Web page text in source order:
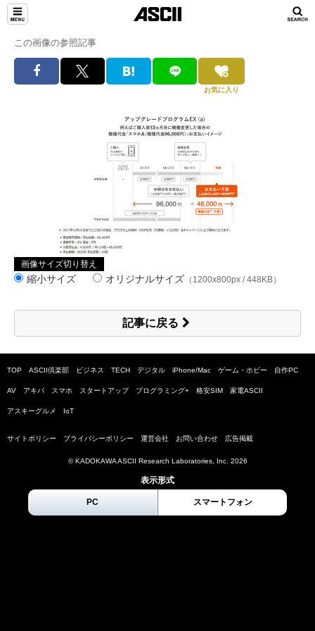
この画像の参照記事
お気に入り
画像サイズ切り替え
縮小サイズ オリジナルサイズ （1200x800px / 448KB）
記事に戻る
TOP ASCII倶楽部 ビジネス TECH デジタル iPhone/Mac ゲーム・ホビー 自作PC
AV アキバ スマホ スタートアップ プログラミング+ 格安SIM 家電ASCII
アスキーグルメ IoT
サイトポリシー プライバシーポリシー 運営会社 お問い合わせ 広告掲載
© KADOKAWA ASCII Research Laboratories, Inc. 2026
表示形式
PC スマートフォン